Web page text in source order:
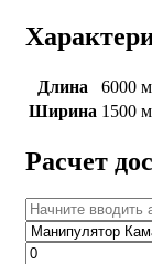
Длина
6000
Ширина 1500
Расчет